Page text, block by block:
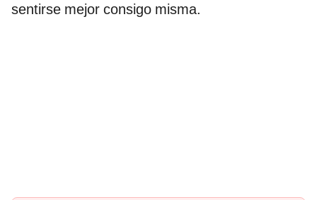
sentirse mejor consigo misma.